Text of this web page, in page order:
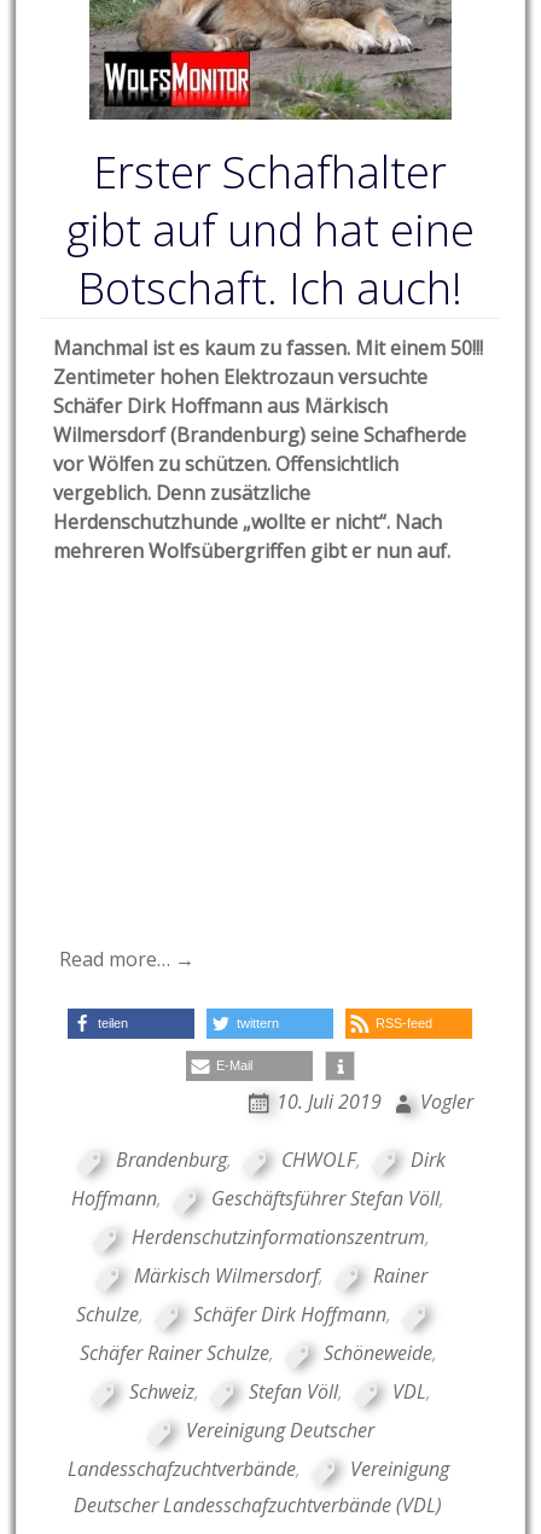
Erster Schafhalter
gibt auf und hat eine
Botschaft. Ich auch!
Manchmal ist es kaum zu fassen. Mit einem 50!!!
Zentimeter hohen Elektrozaun versuchte
Schäfer Dirk Hoffmann aus Märkisch
Wilmersdorf (Brandenburg) seine Schafherde
vor Wölfen zu schützen. Offensichtlich
vergeblich. Denn zusätzliche
Herdenschutzhunde „wollte er nicht“. Nach
mehreren Wolfsübergriffen gibt er nun auf.
Read more… →
teilen twittern RSS-feed
E-Mail
10. Juli 2019 Vogler
Brandenburg, CHWOLF,
Dirk
Hoffmann, Geschäftsführer Stefan Völl,
Herdenschutzinformationszentrum,
Märkisch Wilmersdorf,
Rainer
Schulze, Schäfer Dirk Hoffmann,
Schäfer Rainer Schulze, Schöneweide,
Schweiz, Stefan Völl, VDL,
Vereinigung Deutscher
Landesschafzuchtverbände,
Vereinigung
Deutscher Landesschafzuchtverbände (VDL)